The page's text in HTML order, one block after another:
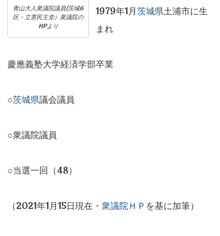
青山大人衆議院議員(茨城6
区・立憲民主党）衆議院の
HPより
1979年1月茨城県土浦市に生
まれ
慶應義塾大学経済学部卒業
○茨城県議会議員
○衆議院議員
○当選一回（48）
（2021年1月15日現在・ 衆議院ＨＰ を基に加筆）